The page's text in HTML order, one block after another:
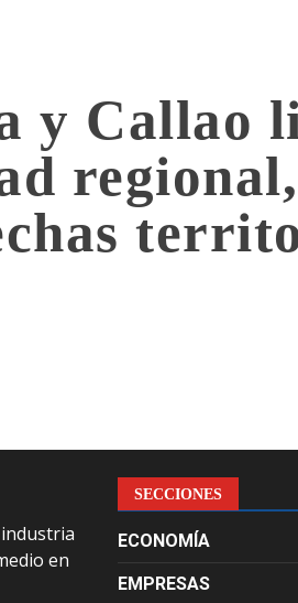
y Callao
en
SECCIONES
ECONOMÍA
EMPRESAS